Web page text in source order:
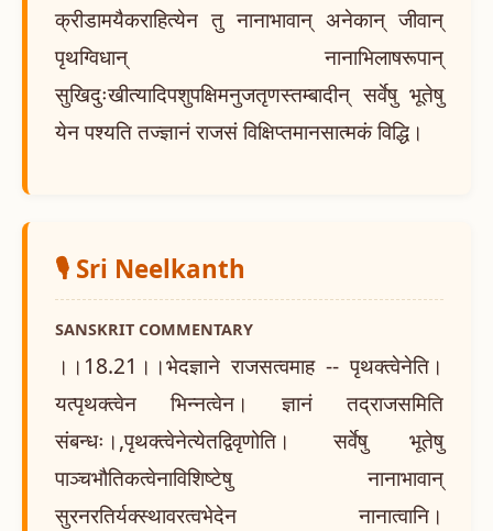
क्रीडामयैकराहित्येन तु नानाभावान् अनेकान् जीवान्
पृथग्विधान् नानाभिलाषरूपान्
सुखिदुःखीत्यादिपशुपक्षिमनुजतृणस्तम्बादीन् सर्वेषु भूतेषु
येन पश्यति तज्ज्ञानं राजसं विक्षिप्तमानसात्मकं विद्धि।
🎙️ Sri Neelkanth
SANSKRIT COMMENTARY
।।18.21।।भेदज्ञाने राजसत्वमाह -- पृथक्त्वेनेति।
यत्पृथक्त्वेन भिन्नत्वेन। ज्ञानं तद्राजसमिति
संबन्धः।,पृथक्त्वेनेत्येतद्विवृणोति। सर्वेषु भूतेषु
पाञ्चभौतिकत्वेनाविशिष्टेषु नानाभावान्
सुरनरतिर्यक्स्थावरत्वभेदेन नानात्वानि।